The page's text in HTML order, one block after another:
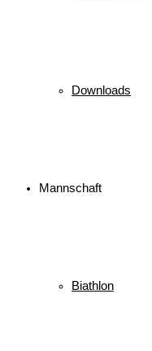
Downloads
Mannschaft
Biathlon